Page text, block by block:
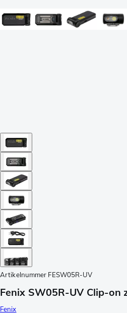
Artikelnummer FESW05R-UV
Fenix SW05R-UV Clip-on
Fenix